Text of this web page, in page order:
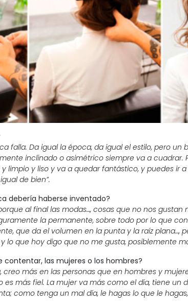
falla. Da igual la época, da igual el estilo, pero un
inclinado o asimétrico siempre va a cuadrar.
limpio y liso y va a quedar fantástico, y puedes ir
de bien”.
debería haberse inventado?
al final las modas…, cosas que no nos
la permanente, sobre todo por lo que
que da el volumen en la punta y la raíz plana…,
lo que hoy digo que no me gusta, posiblemente
contentar, las mujeres o los hombres?
creo más en las personas que en hombres y
es más fiel. La mujer va más como el día, tiene un
como tenga un mal día, le hagas lo que le